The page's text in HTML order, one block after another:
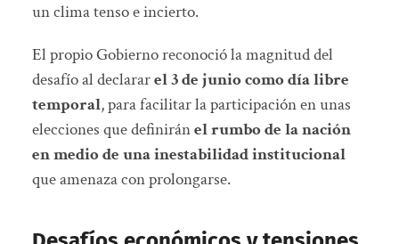
un clima tenso e incierto.
El propio Gobierno reconoció la magnitud del
desafío al declararel 3 de junio como día libre
temporal, para facilitar la participación en unas
elecciones que definiránel rumbo de la nación
en medio de una inestabilidad institucional
que amenaza con prolongarse.